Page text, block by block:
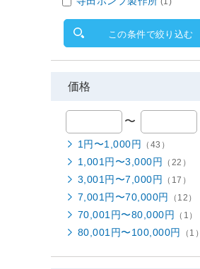
この条件で絞り込む
価格
〜
1円〜1,000円 （43）
1,001円〜3,000円 （22）
3,001円〜7,000円 （17）
7,001円〜70,000円 （12）
70,001円〜80,000円 （1）
80,001円〜100,000円 （1）